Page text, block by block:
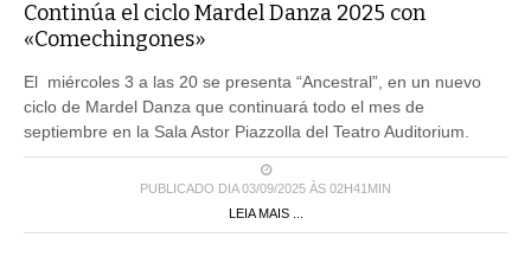
«Comechingones»
El miércoles 3 a las 20 se presenta “Ancestral”, en un nuevo
ciclo de Mardel Danza que continuará todo el mes de
septiembre en la Sala Astor Piazzolla del Teatro Auditorium.
PUBLICADO DIA 03/09/2025 ÀS 02H41MIN
LEIA MAIS ...